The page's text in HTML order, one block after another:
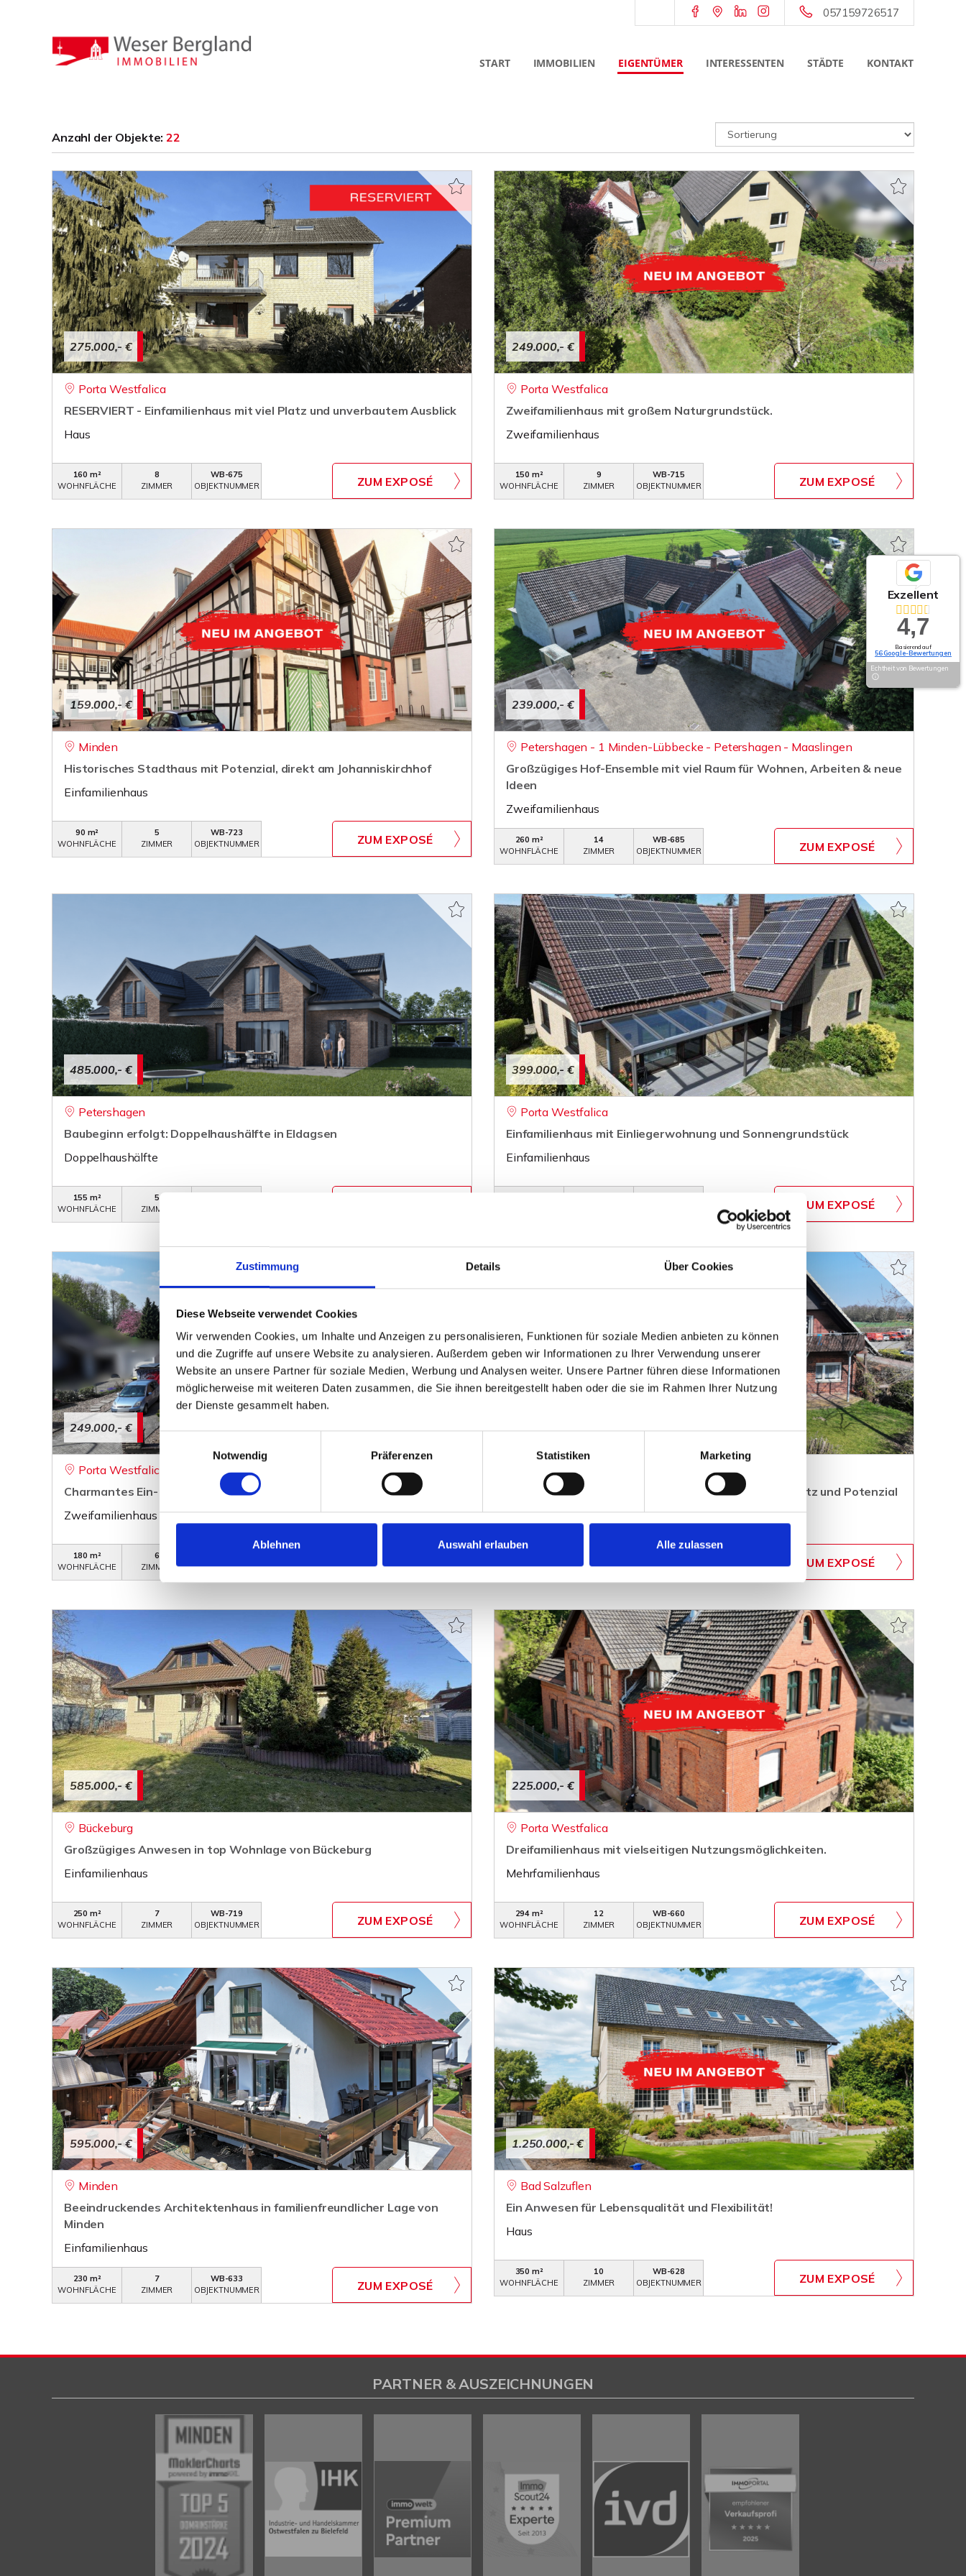
Zustimmung Details Über Cookies
Diese Webseite verwendet Cookies
Wir verwenden Cookies, um Inhalte und Anzeigen zu personalisieren, Funktionen für soziale Medien anbieten zu können
und die Zugriffe auf unsere Website zu analysieren. Außerdem geben wir Informationen zu Ihrer Verwendung unserer
Website an unsere Partner für soziale Medien, Werbung und Analysen weiter. Unsere Partner führen diese Informationen
möglicherweise mit weiteren Daten zusammen, die Sie ihnen bereitgestellt haben oder die sie im Rahmen Ihrer Nutzung
der Dienste gesammelt haben.
Einwilligungsauswahl
Notwendig
Präferenzen Statistiken Marketing
Ablehnen Auswahl erlauben Alle zulassen
057159726517
START IMMOBILIEN EIGENTÜMER INTERESSENTEN STÄDTE KONTAKT
Anzahl der Objekte:22
275.000,- €
Porta Westfalica
RESERVIERT - Einfamilienhaus mit viel Platz und unverbautem Ausblick
Haus
160 m²
WOHNFLÄCHE
8
ZIMMER
WB-675
OBJEKTNUMMER
ZUM EXPOSÉ
249.000,- €
Porta Westfalica
Zweifamilienhaus mit großem Naturgrundstück.
Zweifamilienhaus
150 m²
WOHNFLÄCHE
9
ZIMMER
WB-715
OBJEKTNUMMER
ZUM EXPOSÉ
159.000,- €
Minden
Historisches Stadthaus mit Potenzial, direkt am Johanniskirchhof
Einfamilienhaus
90 m²
WOHNFLÄCHE
5
ZIMMER
WB-723
OBJEKTNUMMER
ZUM EXPOSÉ
239.000,- €
Petershagen - 1 Minden-Lübbecke - Petershagen - Maaslingen
Großzügiges Hof-Ensemble mit viel Raum für Wohnen, Arbeiten & neue
Ideen
Zweifamilienhaus
260 m²
WOHNFLÄCHE
14
ZIMMER
WB-685
OBJEKTNUMMER
ZUM EXPOSÉ
485.000,- €
Petershagen
Baubeginn erfolgt: Doppelhaushälfte in Eldagsen
Doppelhaushälfte
155 m²
WOHNFLÄCHE
5
ZIMMER
399.000,- €
Porta Westfalica
Einfamilienhaus mit Einliegerwohnung und Sonnengrundstück
Einfamilienhaus
ZUM EXPOSÉ
249.000,- €
Porta Westfalica
Charmantes Ein- bis Zweifamilienhaus mit großem Grundstück
Zweifamilienhaus
180 m²
WOHNFLÄCHE
6
ZIMMER
OBJEKTNUMMER
ZUM EXPOSÉ
235.000,- €
Petershagen
Bauernhaus mit sonnigem Grundstück, Charakter, Platz und Potenzial
Zweifamilienhaus
WOHNFLÄCHE
ZIMMER
OBJEKTNUMMER
ZUM EXPOSÉ
585.000,- €
Bückeburg
Großzügiges Anwesen in top Wohnlage von Bückeburg
Einfamilienhaus
250 m²
WOHNFLÄCHE
7
ZIMMER
WB-719
OBJEKTNUMMER
ZUM EXPOSÉ
225.000,- €
Porta Westfalica
Dreifamilienhaus mit vielseitigen Nutzungsmöglichkeiten.
Mehrfamilienhaus
294 m²
WOHNFLÄCHE
12
ZIMMER
WB-660
OBJEKTNUMMER
ZUM EXPOSÉ
595.000,- €
Minden
Beeindruckendes Architektenhaus in familienfreundlicher Lage von
Minden
Einfamilienhaus
230 m²
WOHNFLÄCHE
7
ZIMMER
WB-633
OBJEKTNUMMER
ZUM EXPOSÉ
1.250.000,- €
Bad Salzuflen
Ein Anwesen für Lebensqualität und Flexibilität!
Haus
350 m²
WOHNFLÄCHE
10
ZIMMER
WB-628
OBJEKTNUMMER
ZUM EXPOSÉ
Exzellent
4,7
Basierend auf
56 Google-Bewertungen
Echtheit von Bewertungen
PARTNER & AUSZEICHNUNGEN